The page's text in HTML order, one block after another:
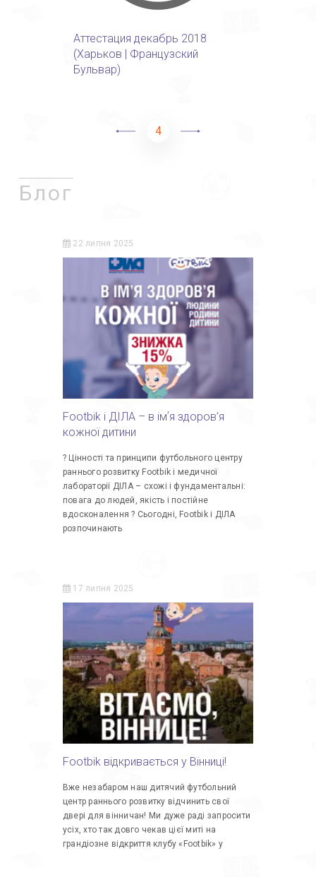
Аттестация декабрь 2018
(Харьков | Французский
Бульвар)
4
Блог
22 липня 2025
Footbik і ДІЛА – в імʼя здоров’я
кожної дитини
? Цінності та принципи футбольного центру
раннього розвитку Footbik і медичної
лабораторії ДІЛА – схожі і фундаментальні:
повага до людей, якість і постійне
вдосконалення ? Сьогодні, Footbik і ДІЛА
розпочинають
17 липня 2025
Footbik відкривається у Вінниці!
Вже незабаром наш дитячий футбольний
центр раннього розвитку відчинить свої
двері для вінничан! Ми дуже раді запросити
усіх, хто так довго чекав цієї миті на
грандіозне відкриття клубу «Footbik» у